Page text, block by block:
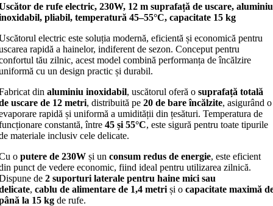
de rufe electric, 230W, 12 m suprafață de uscare, aluminiu
pliabil, temperatură 45–55°C, capacitate 15 kg
electric este soluția modernă, eficientă și economică pentru
rapidă a hainelor, indiferent de sezon. Conceput pentru
tău zilnic, acest model combină performanța de încălzire
cu un design practic și durabil.
din aluminiu inoxidabil, uscătorul oferă o suprafață totală
uscare de 12 metri, distribuită pe 20 de bare încălzite, asigurând o
rapidă și uniformă a umidității din țesături. Temperatura de
constantă, între 45 și 55°C, este sigură pentru toate tipurile
materiale inclusiv cele delicate.
o putere de 230W și un consum redus de energie, este eficient
punct de vedere economic, fiind ideal pentru utilizarea zilnică.
de 2 suporturi laterale pentru haine mici sau
, cablu de alimentare de 1,4 metri și o capacitate maximă
la 15 kg de rufe.